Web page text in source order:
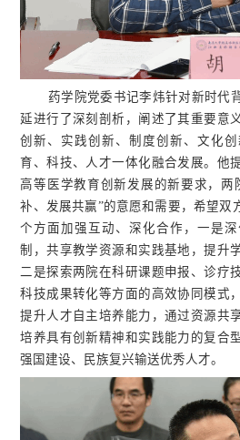
药学院党委书记李炜针对新时代
延进行了深刻剖析，阐述了其重要意
创新、实践创新、制度创新、文化
育、科技、人才一体化融合发展。他
高等医学教育创新发展的新要求，两
补、发展共赢”的意愿和需要，希望双
个方面加强互动、深化合作，一是
制，共享教学资源和实践基地，提升
二是探索两院在科研课题申报、诊疗
科技成果转化等方面的高效协同模式
提升人才自主培养能力，通过资源共
培养具有创新精神和实践能力的复合
强国建设、民族复兴输送优秀人才。